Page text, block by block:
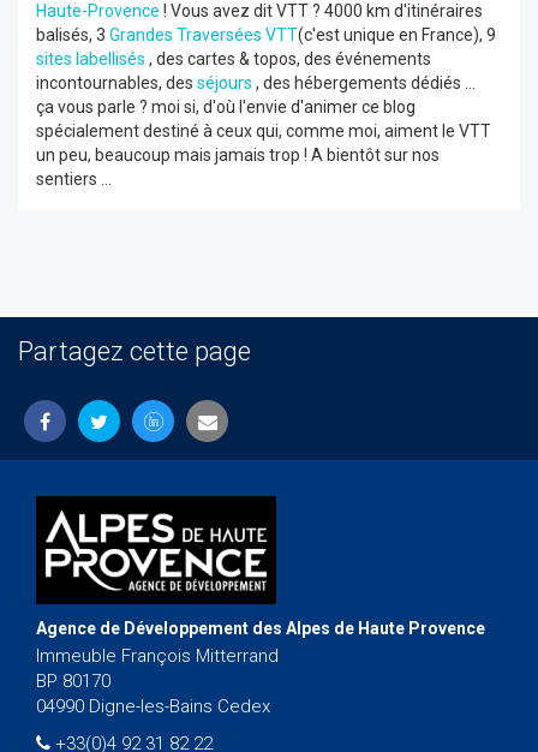
Haute-Provence ! Vous avez dit VTT ? 4000 km d'itinéraires
balisés, 3 Grandes Traversées VTT(c'est unique en France), 9
sites labellisés , des cartes & topos, des événements
incontournables, des séjours , des hébergements dédiés ...
ça vous parle ? moi si, d'où l'envie d'animer ce blog
spécialement destiné à ceux qui, comme moi, aiment le VTT
un peu, beaucoup mais jamais trop ! A bientôt sur nos
sentiers ...
Partagez cette page
Agence de Développement des Alpes de Haute Provence
Immeuble François Mitterrand
BP 80170
04990 Digne-les-Bains Cedex
+33(0)4 92 31 82 22